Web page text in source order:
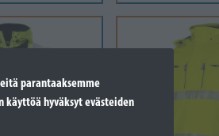
parantaaksemme
hyväksyt evästeiden